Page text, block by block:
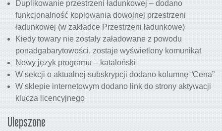
Duplikowanie przestrzeni ładunkowej – dodano
funkcjonalność kopiowania dowolnej przestrzeni
ładunkowej (w zakładce Przestrzeni ładunkowe)
Kiedy towary nie zostały załadowane z powodu
ponadgabarytowości, zostaje wyświetlony komunikat
Nowy język programu – kataloński
W sekcji o aktualnej subskrypcji dodano kolumnę “Cena”
W sklepie internetowym dodano link do strony aktywacji
klucza licencyjnego
Ulepszone